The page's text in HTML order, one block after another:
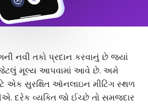
નવી તકો પ્રદાન કરવાનું છે જ્યાં
જેટલું મૂલ્ય આપવામાં આવે છે. અમે
એક સુરક્ષિત ઑનલાઇન મીટિંગ સ્થળ
દરેક વ્યક્તિ જો ઈચ્છે તો સમજદાર